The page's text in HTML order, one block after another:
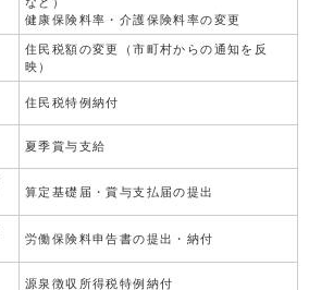
健康保険料率・介護保険料率の変更
住民税額の変更（市町村からの通知を反
映）
住民税特例納付
夏季賞与支給
算定基礎届・賞与支払届の提出
労働保険料申告書の提出・納付
源泉徴収所得税特例納付